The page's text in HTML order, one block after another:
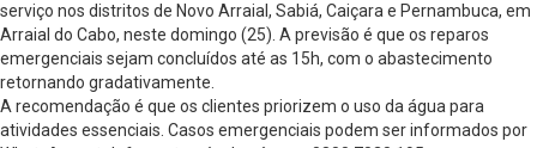
serviço nos distritos de Novo Arraial, Sabiá, Caiçara e Pernambuca, em
Arraial do Cabo, neste domingo (25). A previsão é que os reparos
emergenciais sejam concluídos até as 15h, com o abastecimento
retornando gradativamente.
A recomendação é que os clientes priorizem o uso da água para
atividades essenciais. Casos emergenciais podem ser informados por